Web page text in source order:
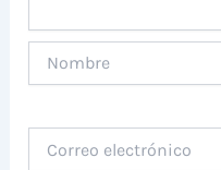
electrónico